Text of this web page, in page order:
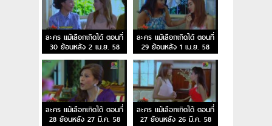
ละคร แม้เลือกเกิดได้ ตอนที่
30 ย้อนหลัง 2 เม.ย. 58
ละคร แม้เลือกเกิดได้ ตอนที่
29 ย้อนหลัง 1 เม.ย. 58
ละคร แม้เลือกเกิดได้ ตอนที่
28 ย้อนหลัง 27 มี.ค. 58
ละคร แม้เลือกเกิดได้ ตอนที่
27 ย้อนหลัง 26 มี.ค. 58